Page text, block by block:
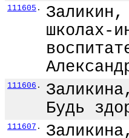
111605 .
школах-
111606 .
Будь
111607 .